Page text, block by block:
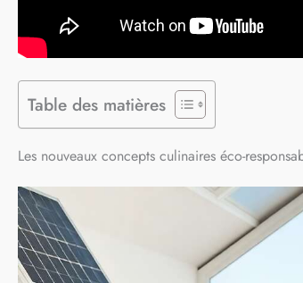
Table des matières
Les nouveaux concepts culinaires éco-